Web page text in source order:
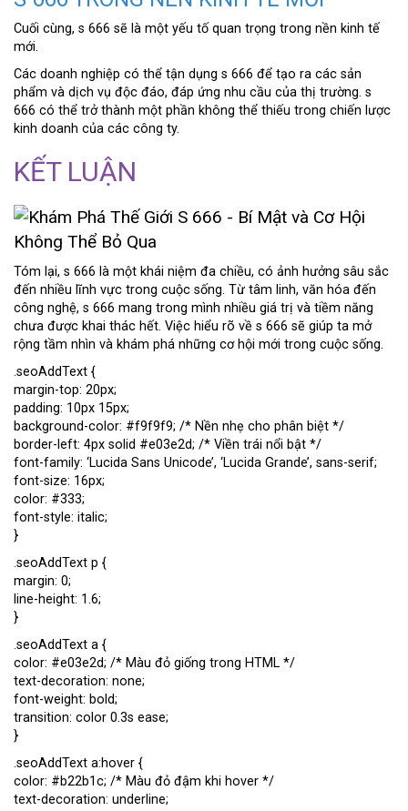
Cuối cùng, s 666 sẽ là một yếu tố quan trọng trong nền kinh tế
mới.
Các doanh nghiệp có thể tận dụng s 666 để tạo ra các sản
phẩm và dịch vụ độc đáo, đáp ứng nhu cầu của thị trường. s
666 có thể trở thành một phần không thể thiếu trong chiến lược
kinh doanh của các công ty.
KẾT LUẬN
Tóm lại, s 666 là một khái niệm đa chiều, có ảnh hưởng sâu sắc
đến nhiều lĩnh vực trong cuộc sống. Từ tâm linh, văn hóa đến
công nghệ, s 666 mang trong mình nhiều giá trị và tiềm năng
chưa được khai thác hết. Việc hiểu rõ về s 666 sẽ giúp ta mở
rộng tầm nhìn và khám phá những cơ hội mới trong cuộc sống.
.seoAddText {
margin-top: 20px;
padding: 10px 15px;
background-color: #f9f9f9; /* Nền nhẹ cho phân biệt */
border-left: 4px solid #e03e2d; /* Viền trái nổi bật */
font-family: ‘Lucida Sans Unicode’, ‘Lucida Grande’, sans-serif;
font-size: 16px;
color: #333;
font-style: italic;
}
.seoAddText p {
margin: 0;
line-height: 1.6;
}
.seoAddText a {
color: #e03e2d; /* Màu đỏ giống trong HTML */
text-decoration: none;
font-weight: bold;
transition: color 0.3s ease;
}
.seoAddText a:hover {
color: #b22b1c; /* Màu đỏ đậm khi hover */
text-decoration: underline;